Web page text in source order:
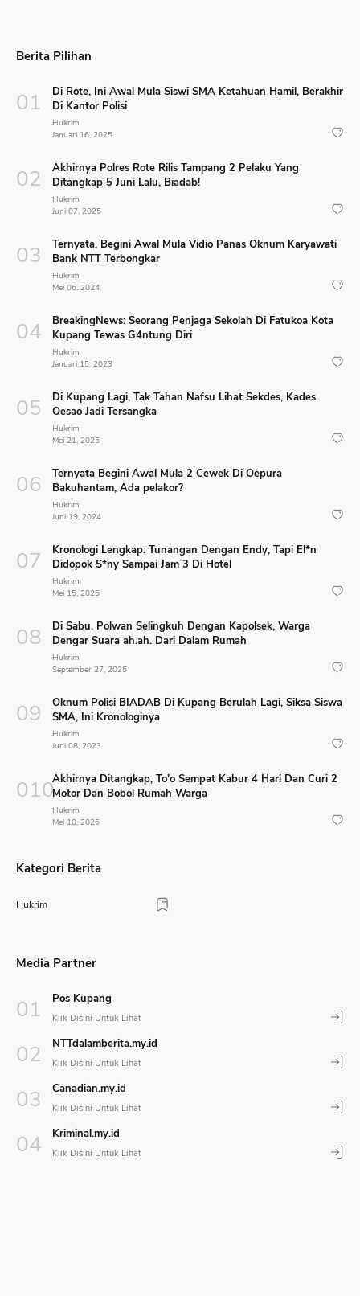
Berita Pilihan
Di Rote, Ini Awal Mula Siswi SMA Ketahuan Hamil, Berakhir
Di Kantor Polisi
Hukrim
Januari 16, 2025
Akhirnya Polres Rote Rilis Tampang 2 Pelaku Yang
Ditangkap 5 Juni Lalu, Biadab!
Hukrim
Juni 07, 2025
Ternyata, Begini Awal Mula Vidio Panas Oknum Karyawati
Bank NTT Terbongkar
Hukrim
Mei 06, 2024
BreakingNews: Seorang Penjaga Sekolah Di Fatukoa Kota
Kupang Tewas G4ntung Diri
Hukrim
Januari 15, 2023
Di Kupang Lagi, Tak Tahan Nafsu Lihat Sekdes, Kades
Oesao Jadi Tersangka
Hukrim
Mei 21, 2025
Ternyata Begini Awal Mula 2 Cewek Di Oepura
Bakuhantam, Ada pelakor?
Hukrim
Juni 19, 2024
Kronologi Lengkap: Tunangan Dengan Endy, Tapi El*n
Didopok S*ny Sampai Jam 3 Di Hotel
Hukrim
Mei 15, 2026
Di Sabu, Polwan Selingkuh Dengan Kapolsek, Warga
Dengar Suara ah.ah. Dari Dalam Rumah
Hukrim
September 27, 2025
Oknum Polisi BIADAB Di Kupang Berulah Lagi, Siksa Siswa
SMA, Ini Kronologinya
Hukrim
Juni 08, 2023
Akhirnya Ditangkap, To'o Sempat Kabur 4 Hari Dan Curi 2
Motor Dan Bobol Rumah Warga
Hukrim
Mei 10, 2026
Kategori Berita
Hukrim
Media Partner
Pos Kupang
NTTdalamberita.my.id
Canadian.my.id
Kriminal.my.id